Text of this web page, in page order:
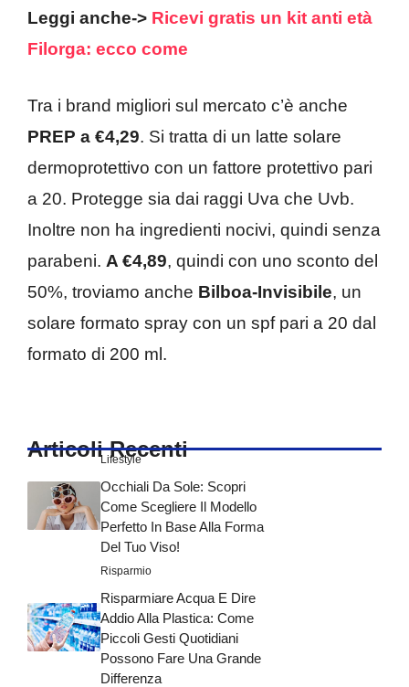
Leggi anche-> Ricevi gratis un kit anti età
Filorga: ecco come
Tra i brand migliori sul mercato c’è anche
PREP a €4,29. Si tratta di un latte solare
dermoprotettivo con un fattore protettivo pari
a 20. Protegge sia dai raggi Uva che Uvb.
Inoltre non ha ingredienti nocivi, quindi senza
parabeni. A €4,89, quindi con uno sconto del
50%, troviamo anche Bilboa-Invisibile, un
solare formato spray con un spf pari a 20 dal
formato di 200 ml.
Articoli Recenti
Lifestyle
Occhiali Da Sole: Scopri
Come Scegliere Il Modello
Perfetto In Base Alla Forma
Del Tuo Viso!
Risparmio
Risparmiare Acqua E Dire
Addio Alla Plastica: Come
Piccoli Gesti Quotidiani
Possono Fare Una Grande
Differenza